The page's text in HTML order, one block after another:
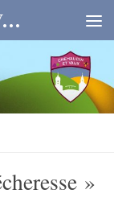
Commune de Chemaudin et Vaux
»